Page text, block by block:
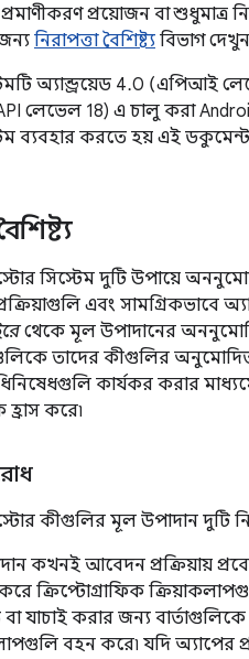
প্রয়োজন বা শুধুমাত্র
নিরাপত্তা বৈশিষ্ট্য বিভাগ
অ্যান্ড্রয়েড 4.0 (এপিআই
লেভেল 18) এ চালু করা
ব্যবহার করতে হয় এই
সিস্টেম দুটি উপায়ে
এবং সামগ্রিকভাবে
থেকে মূল উপাদানের
তাদের কীগুলির
কার্যকর করার
করে৷
কীগুলির মূল উপাদান দুটি
কখনই আবেদন প্রক্রিয়ায়
ক্রিপ্টোগ্রাফিক
বা যাচাই করার জন্য
বহন করে৷ যদি অ্যাপের